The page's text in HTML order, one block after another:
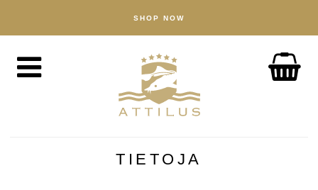
Kala
Tarvikkeet
Attiluksen tapa toimia
TIETOJA
SHOP NOW